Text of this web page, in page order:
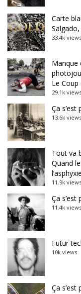
Carte
Salgado,
33.4k views
Manque
Le Coup
29.1k views
Ça
13.6k views
Tout va
Quand
l’asphyxie
11.9k views
Ça
11.4k views
Futur
10k views
Ça